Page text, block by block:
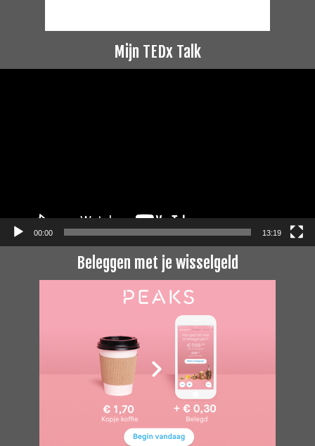
Mijn TEDx Talk
00:00 13:19
Beleggen met je wisselgeld